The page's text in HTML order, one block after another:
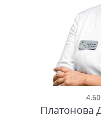
4.60
Платонова